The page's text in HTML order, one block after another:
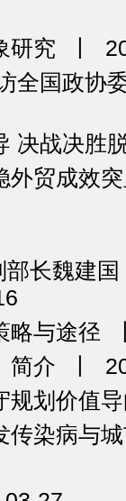
研究
国政协
决战决胜
贸成效
长魏建
略与途径
简介
规划价值
染病与